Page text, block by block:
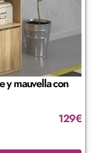
y mauvella con
129€